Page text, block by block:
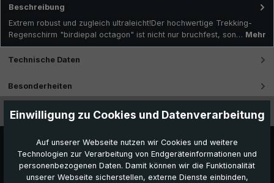
Beschreibung
Extrem robust und zugleich ultraleicht!Der hochwertige Trekking-
Regenschirm "birdiepal octagon" ist nicht nur bruchfest, son… Mehr
Technische Daten
Besonderheiten
Videos
Einwilligung zu Cookies und Datenverarbeitung
Auf unserer Webseite nutzen wir Cookies und weitere
Technologien zur Verarbeitung von Endgeräteinformationen und
personenbezogenen Daten. Damit können wir die Funktionalität
unserer Webseite sicherstellen, externe Dienste einbinden,